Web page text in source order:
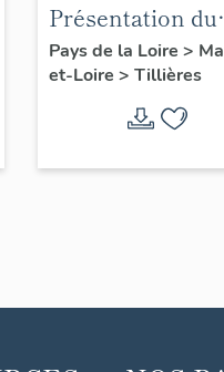
Présentation du
patrimoine
industriel de la
commune de
Pays de la Loire >
et-Loire > Tillières